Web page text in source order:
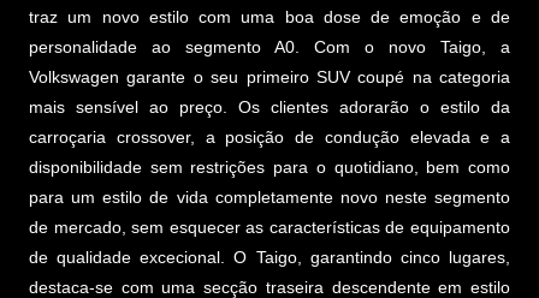
traz um novo estilo com uma boa dose de emoção e de
personalidade ao segmento A0. Com o novo Taigo, a
Volkswagen garante o seu primeiro SUV coupé na categoria
mais sensível ao preço. Os clientes adorarão o estilo da
carroçaria crossover, a posição de condução elevada e a
disponibilidade sem restrições para o quotidiano, bem como
para um estilo de vida completamente novo neste segmento
de mercado, sem esquecer as características de equipamento
de qualidade excecional. O Taigo, garantindo cinco lugares,
destaca-se com uma secção traseira descendente em estilo